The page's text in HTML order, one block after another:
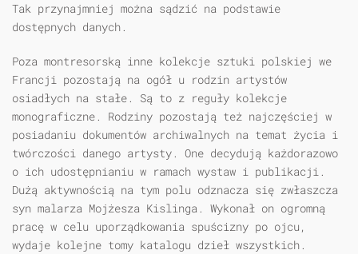
Tak przynajmniej można sądzić na podstawie
dostępnych danych.
Poza montresorską inne kolekcje sztuki polskiej we
Francji pozostają na ogół u rodzin artystów
osiadłych na stałe. Są to z reguły kolekcje
monograficzne. Rodziny pozostają też najczęściej w
posiadaniu dokumentów archiwalnych na temat życia i
twórczości danego artysty. One decydują każdorazowo
o ich udostępnianiu w ramach wystaw i publikacji.
Dużą aktywnością na tym polu odznacza się zwłaszcza
syn malarza Mojżesza Kislinga. Wykonał on ogromną
pracę w celu uporządkowania spuścizny po ojcu,
wydaje kolejne tomy katalogu dzieł wszystkich.